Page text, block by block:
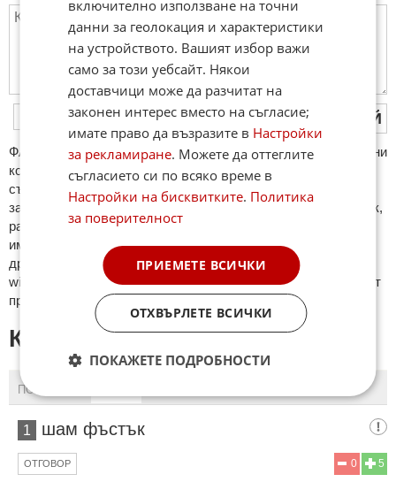
ПУБЛИКУВАЙ
ФAКТИ.БГ нe тoлeрирa oбидни кoмeнтaри и cпaм. Нeкoрeктни
кoмeнтaри щe бъдaт изтривaни. Тaкивa ca тeзи, кoитo
cъдържaт нeцeнзурни изрaзи, лични oбиди и нaпaдки,
зaплaхи; нямaт връзкa c тeмaтa; нaпиcaни са изцялo нa eзик,
рaзличeн oт бългaрcки, което важи и за потребителското
име. Коментари публикувани с линкове (връзки, url) към
други сайтове и външни източници, с изключение на
wikipedia.org, mobile.bg, imot.bg, zaplata.bg, bazar.bg ще бъдат
премахнати.
КОМЕНТАРИ КЪМ СТАТИЯТА
ПОСЛЕДНИ
1 шам фъстък
5
0
ОТГОВОР
включително използване на точни
данни за геолокация и характеристики
на устройството. Вашият избор важи
само за този уебсайт. Някои
доставчици може да разчитат на
законен интерес вместо на съгласие;
имате право да възразите в Настройки
за рекламиране. Можете да оттеглите
съгласието си по всяко време в
Настройки на бисквитките. Политика
за поверителност
ПРИЕМЕТЕ ВСИЧКИ
ОТХВЪРЛЕТЕ ВСИЧКИ
ПОКАЖЕТЕ ПОДРОБНОСТИ